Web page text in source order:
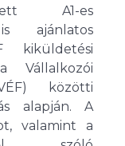
A1-es
ajánlatos
közötti
alapján. A
valamint a